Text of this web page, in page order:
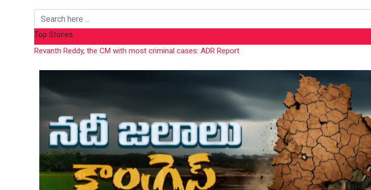
Top Stories
Revanth makes Rs. 1.38 lakh crore debt in 389 days